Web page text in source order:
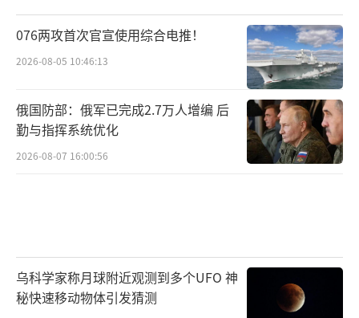
076两攻首次官宣使用综合电推！
2026-08-05 10:46:13
俄国防部：俄军已完成2.7万人增编 后
勤与指挥系统优化
2026-08-07 16:00:56
乌科学家称月球附近观测到多个UFO 神
秘快速移动物体引发猜测